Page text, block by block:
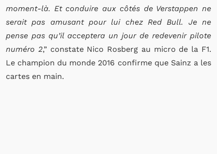
moment-là. Et conduire aux côtés de Verstappen ne
serait pas amusant pour lui chez Red Bull. Je ne
pense pas qu’il acceptera un jour de redevenir pilote
numéro 2,” constate Nico Rosberg au micro de la F1.
Le champion du monde 2016 confirme que Sainz a les
cartes en main.